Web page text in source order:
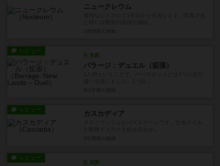
ニュークレウム
レビュー
充実
バラージ：デュエル（拡張）
レビュー カスカディア
レビュー
充実